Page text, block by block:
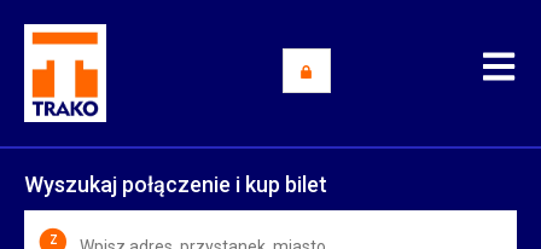
Wyszukaj połączenie i kup bilet
Z